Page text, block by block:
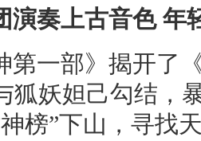
演奏上古音色 年
第一部》揭开了
狐妖妲己勾结，
榜”下山，寻找